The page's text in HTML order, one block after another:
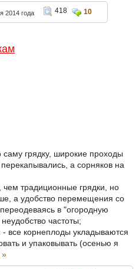
2014 года 418 10
саму грядку, широкие проходы
а сорняков на
традиционные грядки, но
а удобство перемещения со
в "огородную
частоты;
все корнеплоды укладываются
и упаковывать (осенью я
»